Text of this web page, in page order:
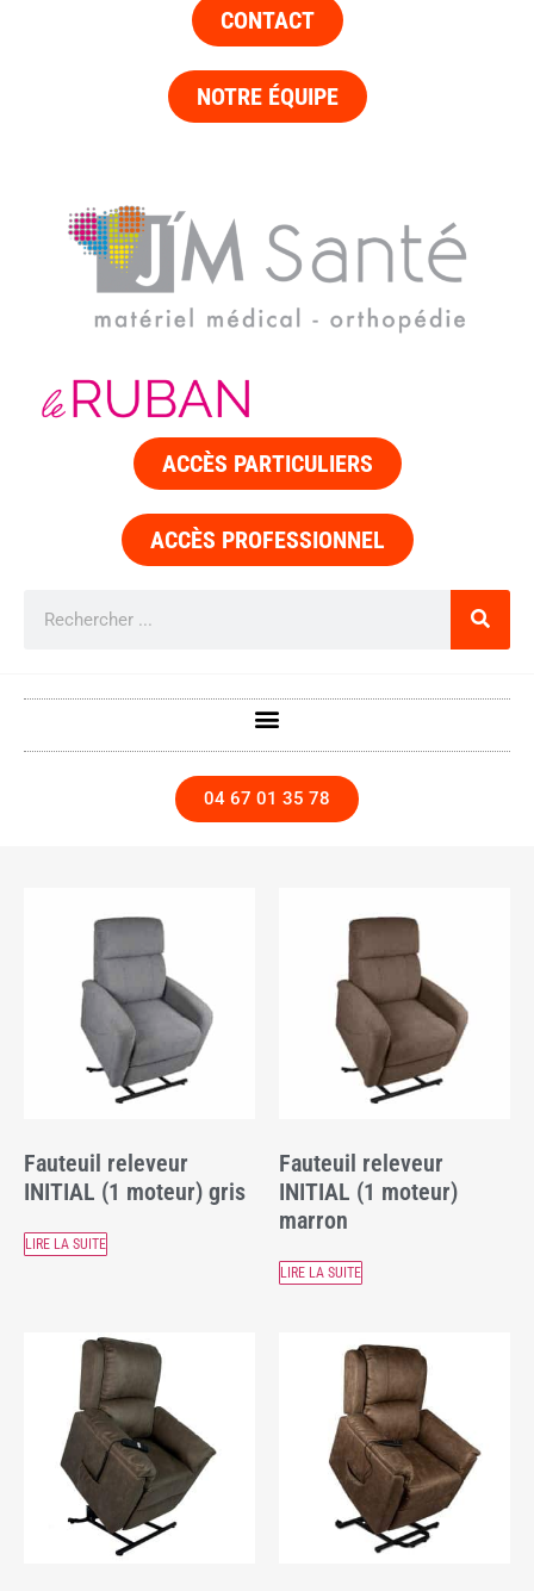
CONTACT
NOTRE ÉQUIPE
ACCÈS PARTICULIERS
ACCÈS PROFESSIONNEL
04 67 01 35 78
Fauteuil releveur
INITIAL (1 moteur) gris
LIRE LA SUITE
Fauteuil releveur
INITIAL (1 moteur)
marron
LIRE LA SUITE